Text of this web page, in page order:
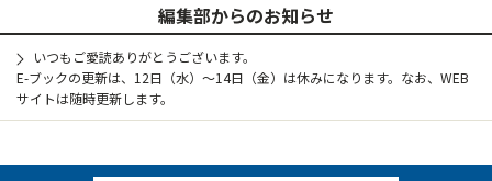
編集部からのお知らせ
いつもご愛読ありがとうございます。
E-ブックの更新は、12日（水）～14日（金）は休みになります。なお、WEB
サイトは随時更新します。